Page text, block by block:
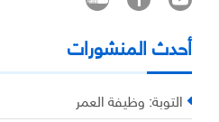
أحدث المنشورات
التوبة: وظيفة العمر